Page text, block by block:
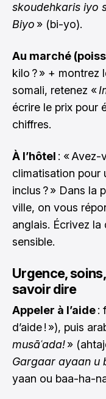
skoudehkaris iyo
Biyo » (bi-yo).
Au marché
kilo ? » + montrez
somali, retenez «
écrire le prix pour
chiffres.
À l’hôtel : « Avez-
climatisation pour
inclus ? » Dans la
ville, on vous
anglais. Écrivez la
sensible.
Urgence,
savoir dire
Appeler à l’aide:
d’aide ! »), puis
musāʿada!»
Gargaar ayaan u
yaan ou baa-ha-